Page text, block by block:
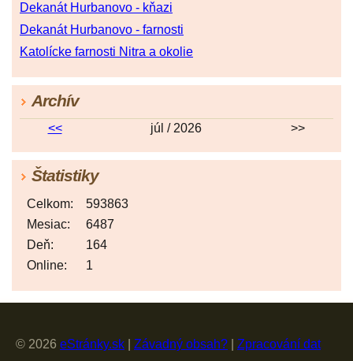
Dekanát Hurbanovo - kňazi
Dekanát Hurbanovo - farnosti
Katolícke farnosti Nitra a okolie
Archív
<< júl / 2026 >>
Štatistiky
Online: 1
Celkom:
593863
Mesiac:
6487
Deň:
164
© 2026 eStránky.sk Závadný obsah? Zpracování dat